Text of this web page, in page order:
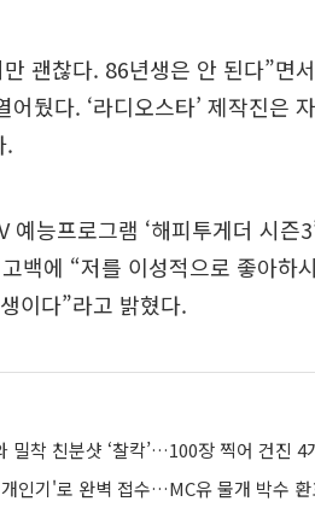
괜찮다. 86년생은 안 된다”면
뒀다. ‘라디오스타’ 제작진은
.
능프로그램 ‘해피투게더 시즌
백에 “저를 이성적으로 좋아하
이다”라고 밝혔다.
밀착 친분샷 ‘찰칵’…100장 찍어 건진 4
인기'로 완벽 접수…MC유 물개 박수